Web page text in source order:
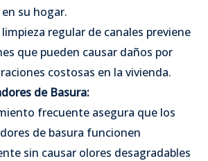
su hogar.
limpieza regular de canales previene
que pueden causar daños por
costosas en la vivienda.
de Basura:
frecuente asegura que los
de basura funcionen
sin causar olores desagradables